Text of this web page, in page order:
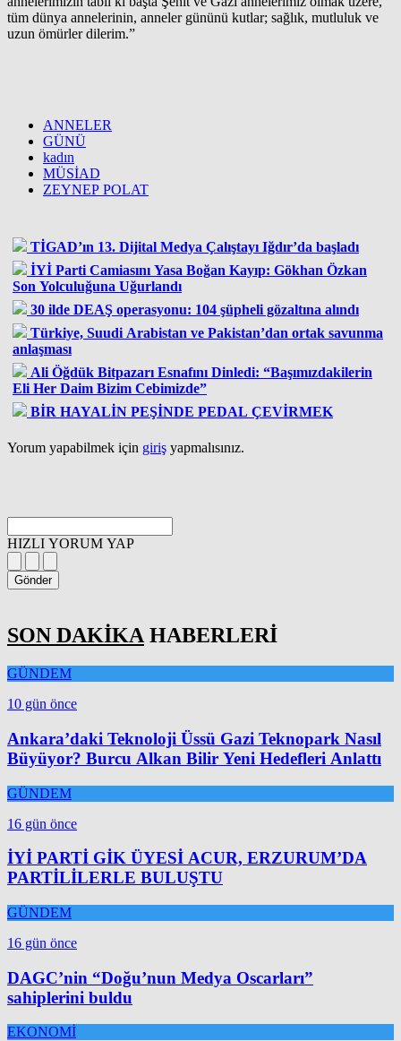
tüm dünya annelerinin, anneler gününü kutlar; sağlık, mutluluk ve
uzun ömürler dilerim.”
ANNELER
GÜNÜ
kadın
MÜSİAD
ZEYNEP POLAT
TİGAD’ın 13. Dijital Medya Çalıştayı Iğdır’da başladı
İYİ Parti Camiasını Yasa Boğan Kayıp: Gökhan Özkan
Son Yolculuğuna Uğurlandı
30 ilde DEAŞ operasyonu: 104 şüpheli gözaltına alındı
Türkiye, Suudi Arabistan ve Pakistan’dan ortak savunma
anlaşması
Ali Öğdük Bitpazarı Esnafını Dinledi: “Başımızdakilerin
Eli Her Daim Bizim Cebimizde”
BİR HAYALİN PEŞİNDE PEDAL ÇEVİRMEK
Yorum yapabilmek için giriş yapmalısınız.
HIZLI YORUM YAP
Gönder
SON DAKİKA HABERLERİ
GÜNDEM
10 gün önce
Ankara’daki Teknoloji Üssü Gazi Teknopark Nasıl
Büyüyor? Burcu Alkan Bilir Yeni Hedefleri Anlattı
GÜNDEM
16 gün önce
İYİ PARTİ GİK ÜYESİ ACUR, ERZURUM’DA
PARTİLİLERLE BULUŞTU
GÜNDEM
16 gün önce
DAGC’nin “Doğu’nun Medya Oscarları”
sahiplerini buldu
EKONOMİ